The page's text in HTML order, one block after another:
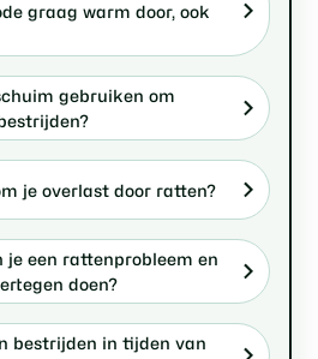
graag warm door, ook
gebruiken om
je overlast door ratten?
je een rattenprobleem en
doen?
bestrijden in tijden van